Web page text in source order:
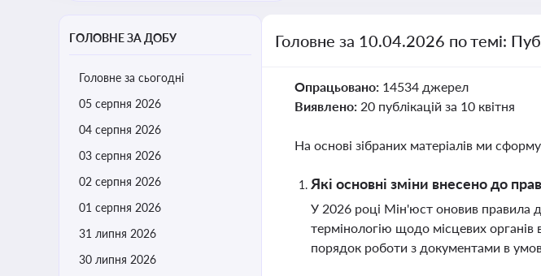
ГОЛОВНЕ ЗА ДОБУ
Головне за сьогодні
05 серпня 2026
04 серпня 2026
03 серпня 2026
02 серпня 2026
01 серпня 2026
31 липня 2026
30 липня 2026
Головне за 10.04.2026 по темі:
Опрацьовано: 14534 джерел
Виявлено: 20 публікацій за 10 квітня
На основі зібраних матеріалів ми
Які основні зміни внесено до
У 2026 році Мін'юст оновив правила
термінологію щодо місцевих органів
порядок роботи з документами в